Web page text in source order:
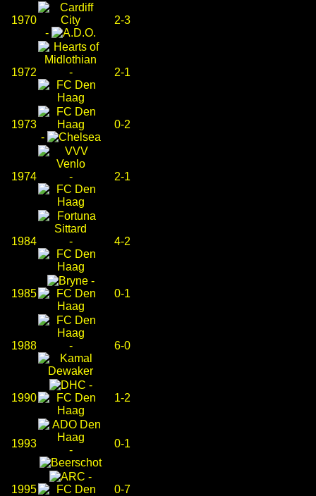
1970
-
2-3
1972 - 2-1
1973
-
0-2
1974 - 2-1
1984 - 4-2
1985
-
0-1
1988 - 6-0
1990
-
1-2
1993
-
0-1
1995
-
0-7